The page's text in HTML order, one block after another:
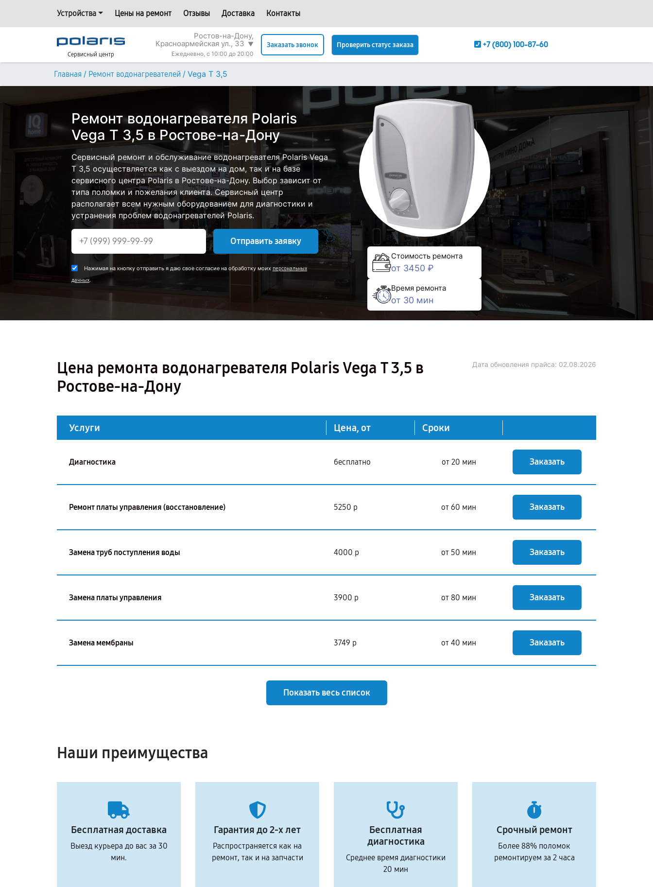
Устройства Цены на ремонт Отзывы Доставка Контакты
Сервисный центр
Ростов-на-Дону,
Красноармейская ул., 33 ▼
Ежедневно, с 10:00 до 20:00
Заказать звонок Проверить статус заказа +7 (800) 100-87-60
Главная / Ремонт водонагревателей / Vega T 3,5
Ремонт водонагревателя Polaris
Vega T 3,5 в Ростове-на-Дону
Сервисный ремонт и обслуживание водонагревателя Polaris Vega
T 3,5 осуществляется как с выездом на дом, так и на базе
сервисного центра Polaris в Ростове-на-Дону. Выбор зависит от
типа поломки и пожелания клиента. Сервисный центр
располагает всем нужным оборудованием для диагностики и
устранения проблем водонагревателей Polaris.
Отправить заявку
Нажимая на кнопку отправить я даю свое согласие на обработку моих персональных
данных.
Стоимость ремонта
от 3450 ₽
Время ремонта
от 30 мин
Цена ремонта водонагревателя Polaris Vega T 3,5 в
Ростове-на-Дону
Дата обновления прайса: 02.08.2026
Услуги Цена, от Сроки
Диагностика бесплатно от 20 мин Заказать
Ремонт платы управления (восстановление) 5250 р от 60 мин Заказать
Замена труб поступления воды 4000 р от 50 мин Заказать
Замена платы управления 3900 р от 80 мин Заказать
Замена мембраны 3749 р от 40 мин Заказать
Показать весь список
Наши преимущества
Бесплатная доставка
Выезд курьера до вас за 30
мин.
Гарантия до 2-х лет
Распространяется как на
ремонт, так и на запчасти
Бесплатная
диагностика
Среднее время диагностики
20 мин
Срочный ремонт
Более 88% поломок
ремонтируем за 2 часа